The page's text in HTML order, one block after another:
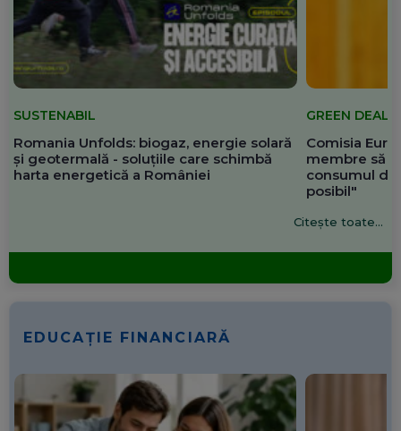
SUSTENABIL
Romania Unfolds: biogaz, energie solară
și geotermală - soluțiile care schimbă
harta energetică a României
GREEN DEAL
Comisia
membre să
consumul de
posibil"
Citește toate...
EDUCAȚIE FINANCIARĂ